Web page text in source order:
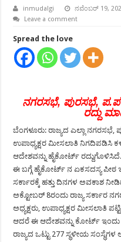
inmudalgi ನವೆಂಬರ್ 19,
Leave a comment
Spread the love
ನಗರಸಭೆ, ಪುರಸಭೆ, ಪ.ಪ
ರದ್ದು
ಬೆಂಗಳೂರು: ರಾಜ್ಯದ ಎಲ್ಲಾ
ಉಪಾಧ್ಯಕ್ಷರ ಮೀಸಲಾತಿ ನಿಗದಿಪಡಿಸಿ
ಆದೇಶವನ್ನು ಹೈಕೋರ್ಟ್ ರದ್ದುಗೊಳಿಸಿದೆ.
ಈ ಬಗ್ಗೆ ಹೈಕೋರ್ಟ್ ನ ಏಕಸದಸ್ಯ ಪೀಠ
ಸರ್ಕಾರಕ್ಕೆ ಹತ್ತು ದಿನಗಳ ಅವಕಾಶ
ಅಕ್ಟೋಬರ್ 8ರಂದು ರಾಜ್ಯ ಸರ್ಕಾರ
ಅಧ್ಯಕ್ಷರು, ಉಪಾಧ್ಯಕ್ಷರ ಮೀಸಲಾತಿ
ಆದರೆ ಈ ಆದೇಶವನ್ನು ಕೋರ್ಟ್ ಇಂದು
ರಾಜ್ಯದ ಒಟ್ಟು 277 ಸ್ಥಳೀಯ